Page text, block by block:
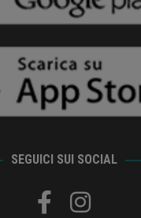
SEGUICI SUI SOCIAL